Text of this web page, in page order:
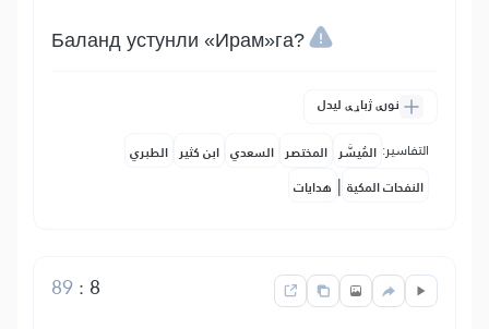
Баланд устунли «Ирам»га?
نورې ژباړې لیدل
التفاسير: المُيسَّر المختصر السعدي ابن كثير الطبري
النفحات المكية | هدايات
8
:
89